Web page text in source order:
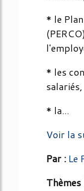
* le
* les
salariés,
* la...
Voir la
Par : Le
Thèmes